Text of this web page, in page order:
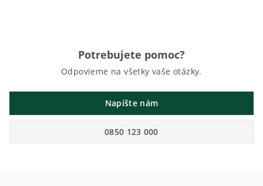
Potrebujete pomoc?
Odpovieme na všetky vaše otázky.
Napíšte nám
0850 123 000